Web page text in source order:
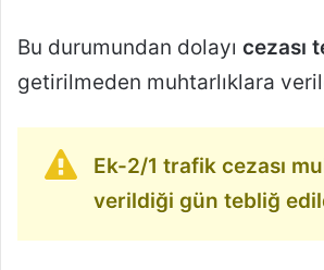
Bu durumundan dolayı cezası
getirilmeden muhtarlıklara
Ek-2/1 trafik cezası
verildiği gün tebliğ